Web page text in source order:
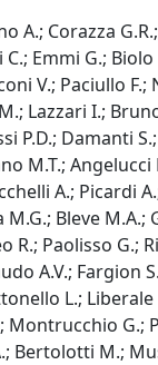
A.; Corazza
Emmi G.;
V.; Paciullo F.;
Lazzari I.;
P.D.; Damanti
M.T.; Angelucci
A.; Picardi
Bleve M.A.;
R.; Paolisso G.;
A.V.; Fargion
L.; Liberale
Montrucchio G.;
Bertolotti M.;